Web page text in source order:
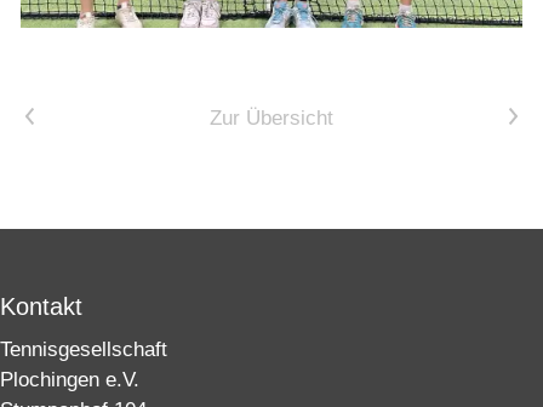
Vorheriger Artikel Zur Übersicht Nächster Artikel
Kontakt
Tennisgesellschaft
Plochingen e.V.